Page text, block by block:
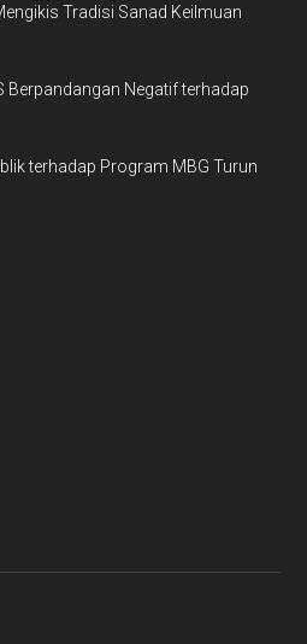
Tradisi Sanad Keilmuan
Berpandangan Negatif terhadap
terhadap Program MBG Turun